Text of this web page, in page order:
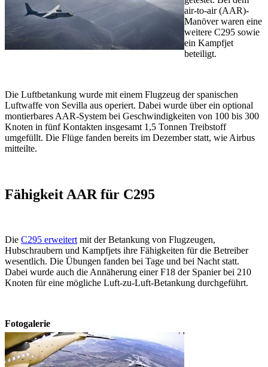
air-to-air (AAR)-
Manöver waren eine
weitere C295 sowie
ein Kampfjet
beteiligt.
Die Luftbetankung wurde mit einem Flugzeug der spanischen
Luftwaffe von Sevilla aus operiert. Dabei wurde über ein optional
montierbares AAR-System bei Geschwindigkeiten von 100 bis 300
Knoten in fünf Kontakten insgesamt 1,5 Tonnen Treibstoff
umgefüllt. Die Flüge fanden bereits im Dezember statt, wie Airbus
mitteilte.
Fähigkeit AAR für C295
Die C295 erweitertmit der Betankung von Flugzeugen,
Hubschraubern und Kampfjets ihre Fähigkeiten für die Betreiber
wesentlich. Die Übungen fanden bei Tage und bei Nacht statt.
Dabei wurde auch die Annäherung einer F18 der Spanier bei 210
Knoten für eine mögliche Luft-zu-Luft-Betankung durchgeführt.
Fotogalerie